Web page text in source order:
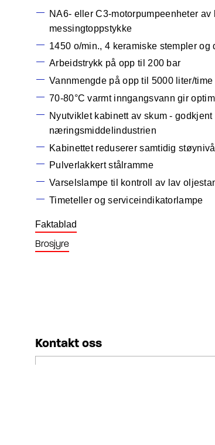
NA6- eller C3-motorpumpeenheter av
messingtoppstykke
1450 o/min., 4 keramiske stempler og
Arbeidstrykk på opp til 200 bar
Vannmengde på opp til 5000 liter/time
70-80°C varmt inngangsvann gir
Nyutviklet kabinett av skum - godkjent
næringsmiddelindustrien
Kabinettet reduserer samtidig
Pulverlakkert stålramme
Varselslampe til kontroll av lav
Timeteller og serviceindikatorlampe
Faktablad
Brosjyre
Kontakt oss